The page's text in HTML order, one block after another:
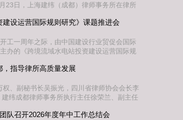
23日，上海建纬（成都）律师事务所在律所
培训围绕2026年6月30日施行的《建工司法
高频纠纷，结合新规裁判标准与典型案例逐
设运营国际规则研究》课题推进会
工一周年之际，由中国建设行业贸促会国际
办的《跨境流域水电站投资建设运营国际规
支持单位，上海建纬（成都）律师事务所承
企业界及学术界的专家学者齐聚一堂，结合
，指导律所高质量发展
、副秘书长吴振光，四川省律师协会会长李
纬成都律师事务所执行主任徐荣兰、副主任
公环境。参观过程中，领导们详细了解了律
召开2026年度年中工作总结会